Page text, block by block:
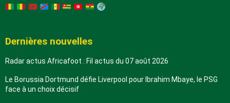
Dernières nouvelles
Radar actus Africafoot : Fil actus du 07 août 2026
Le Borussia Dortmund défie Liverpool pour Ibrahim Mbaye, le PSG
face à un choix décisif